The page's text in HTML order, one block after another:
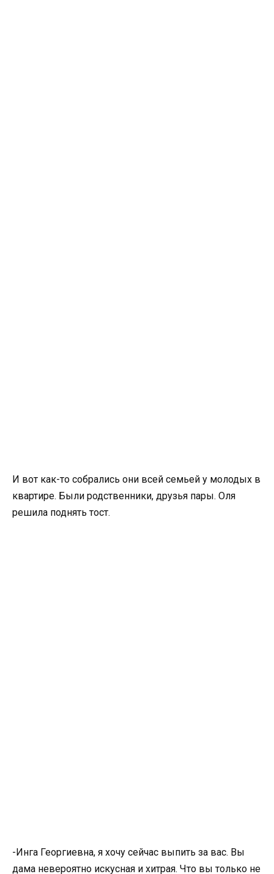
И вот как-то собрались они всей семьей у молодых в
квартире. Были родственники, друзья пары. Оля
решила поднять тост.
-Инга Георгиевна, я хочу сейчас выпить за вас. Вы
дама невероятно искусная и хитрая. Что вы только не